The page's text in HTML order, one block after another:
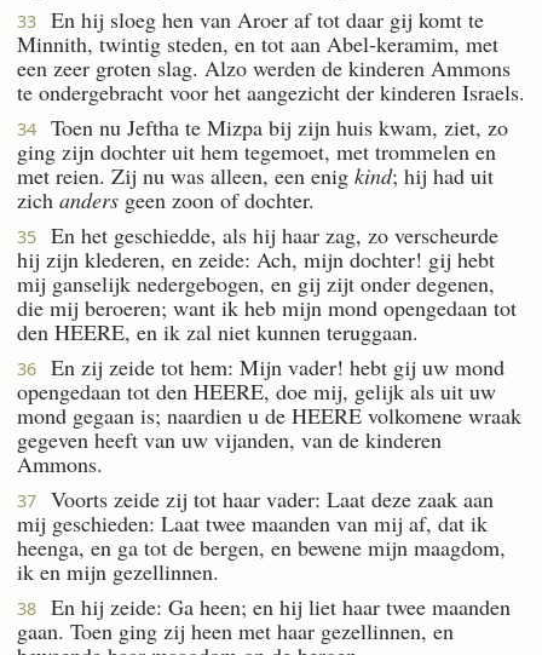
33
En hij sloeg hen van Aroer af tot daar gij komt te
Minnith, twintig steden, en tot aan Abel-keramim, met
een zeer groten slag. Alzo werden de kinderen Ammons
te ondergebracht voor het aangezicht der kinderen Israels.
34
Toen nu Jeftha te Mizpa bij zijn huis kwam, ziet, zo
ging zijn dochter uit hem tegemoet, met trommelen en
met reien. Zij nu was alleen, een enig kind; hij had uit
zich anders geen zoon of dochter.
35
En het geschiedde, als hij haar zag, zo verscheurde
hij zijn klederen, en zeide: Ach, mijn dochter! gij hebt
mij ganselijk nedergebogen, en gij zijt onder degenen,
die mij beroeren; want ik heb mijn mond opengedaan tot
den HEERE, en ik zal niet kunnen teruggaan.
36
En zij zeide tot hem: Mijn vader! hebt gij uw mond
opengedaan tot den HEERE, doe mij, gelijk als uit uw
mond gegaan is; naardien u de HEERE volkomene wraak
gegeven heeft van uw vijanden, van de kinderen
Ammons.
37
Voorts zeide zij tot haar vader: Laat deze zaak aan
mij geschieden: Laat twee maanden van mij af, dat ik
heenga, en ga tot de bergen, en bewene mijn maagdom,
ik en mijn gezellinnen.
38
En hij zeide: Ga heen; en hij liet haar twee maanden
gaan. Toen ging zij heen met haar gezellinnen, en